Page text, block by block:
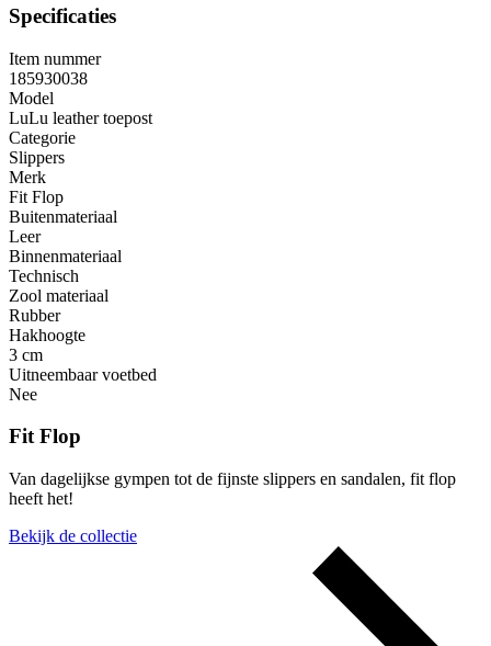
Specificaties
Item nummer
185930038
Model
LuLu leather toepost
Categorie
Slippers
Merk
Fit Flop
Buitenmateriaal
Leer
Binnenmateriaal
Technisch
Zool materiaal
Rubber
Hakhoogte
3 cm
Uitneembaar voetbed
Nee
Fit Flop
Van dagelijkse gympen tot de fijnste slippers en sandalen, fit flop
heeft het!
Bekijk de collectie